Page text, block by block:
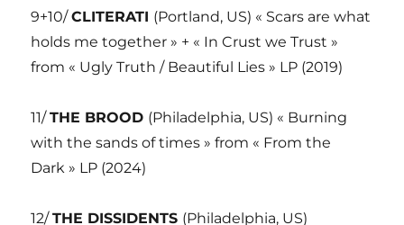
9+10/CLITERATI (Portland, US) « Scars are what
holds me together » + « In Crust we Trust »
from « Ugly Truth / Beautiful Lies » LP (2019)
11/THE BROOD (Philadelphia, US) « Burning
with the sands of times » from « From the
Dark » LP (2024)
12/THE DISSIDENTS (Philadelphia, US)